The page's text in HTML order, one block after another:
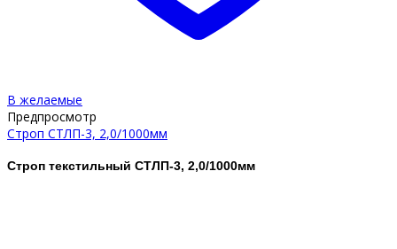
В желаемые
Предпросмотр
Строп СТЛП-3, 2,0/1000мм
Строп текстильный СТЛП-3, 2,0/1000мм